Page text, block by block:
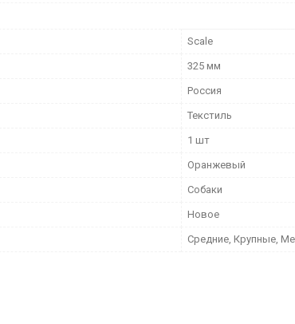
Scale
325 мм
Россия
Текстиль
1 шт
Оранжевый
Собаки
Новое
Средние, Крупные,